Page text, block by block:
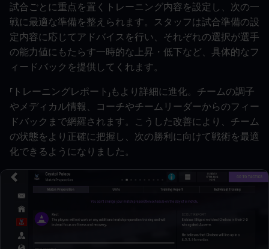
試合ごとに重点を置くトレーニング内容を設定し、次の一
戦に最適な準備を整えられます。スタッフは試合準備の設
定内容に応じてアドバイスを行い、それぞれの選択が選手
の能力値にもたらす一時的な上昇・低下など、具体的なフ
ィードバックを提供してくれます。
「トレーニングレポート」もより詳細に進化。チームの調子
やメディカル情報、コーチやチームリーダーからのフィー
ドバックまで網羅されます。こうした改善により、チーム
の状態をより正確に把握し、次の勝利に向けて戦術を最適
化できるようになりました。